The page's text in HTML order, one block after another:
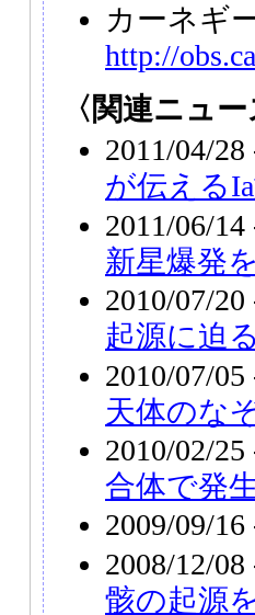
カーネギ
http://
〈関連ニュー
2011/04/28
が伝える
2011/06/14
新星爆発
2010/07/20
起源に迫る
2010/07/05
天体のな
2010/02/25
合体で発
2009/09/16
2008/12/08
骸の起源